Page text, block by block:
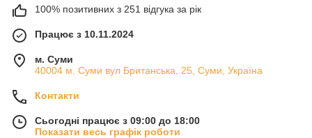
100% позитивних з 251 відгука за рік
Працює з 10.11.2024
м. Суми
40004 м. Суми вул Британська, 25, Суми, Україна
Контакти
Сьогодні працює з 09:00 до 18:00
Показати весь графік роботи